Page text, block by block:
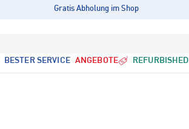
Gratis Abholung im Shop
BESTER SERVICE ANGEBOTE REFURBISHED